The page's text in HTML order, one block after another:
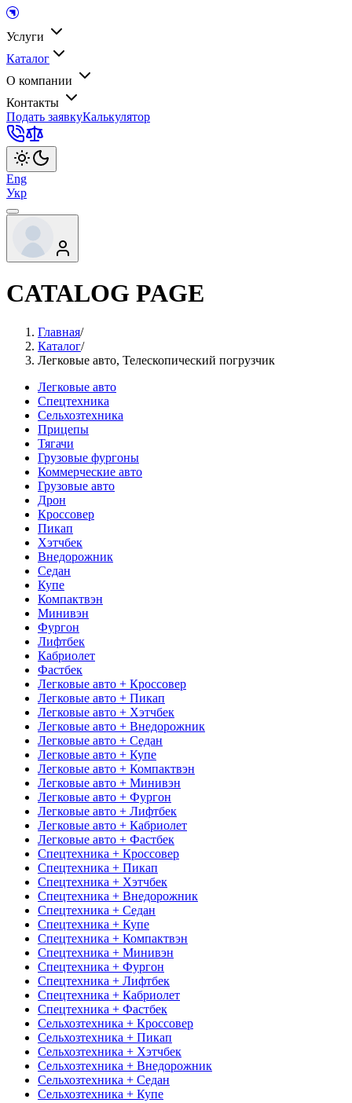
Услуги
Каталог
О компании
Контакты
Подать заявкуКалькулятор
Eng
Укр
CATALOG PAGE
Главная/
Каталог/
Легковые авто, Телескопический погрузчик
Легковые авто
Спецтехника
Сельхозтехника
Прицепы
Тягачи
Грузовые фургоны
Коммерческие авто
Грузовые авто
Дрон
Кроссовер
Пикап
Хэтчбек
Внедорожник
Седан
Купе
Компактвэн
Минивэн
Фургон
Лифтбек
Кабриолет
Фастбек
Легковые авто + Кроссовер
Легковые авто + Пикап
Легковые авто + Хэтчбек
Легковые авто + Внедорожник
Легковые авто + Седан
Легковые авто + Купе
Легковые авто + Компактвэн
Легковые авто + Минивэн
Легковые авто + Фургон
Легковые авто + Лифтбек
Легковые авто + Кабриолет
Легковые авто + Фастбек
Спецтехника + Кроссовер
Спецтехника + Пикап
Спецтехника + Хэтчбек
Спецтехника + Внедорожник
Спецтехника + Седан
Спецтехника + Купе
Спецтехника + Компактвэн
Спецтехника + Минивэн
Спецтехника + Фургон
Спецтехника + Лифтбек
Спецтехника + Кабриолет
Спецтехника + Фастбек
Сельхозтехника + Кроссовер
Сельхозтехника + Пикап
Сельхозтехника + Хэтчбек
Сельхозтехника + Внедорожник
Сельхозтехника + Седан
Сельхозтехника + Купе